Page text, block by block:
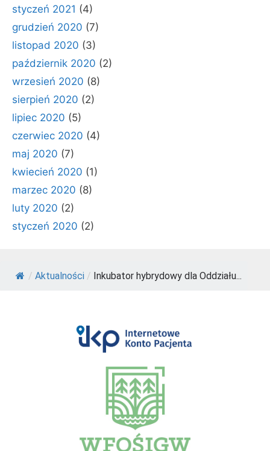
styczeń 2021 (4)
grudzień 2020 (7)
listopad 2020 (3)
październik 2020 (2)
wrzesień 2020 (8)
sierpień 2020 (2)
lipiec 2020 (5)
czerwiec 2020 (4)
maj 2020 (7)
kwiecień 2020 (1)
marzec 2020 (8)
luty 2020 (2)
styczeń 2020 (2)
/ Aktualności / Inkubator hybrydowy dla Oddziału...